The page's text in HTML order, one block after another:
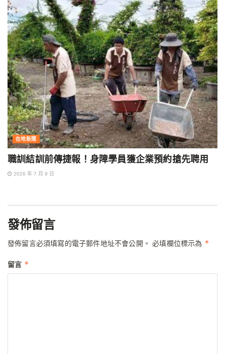
在地新聞
職訓結訓前傳捷報！身障學員獲企業預約搶先聘用
2026 年 7 月 9 日
發佈留言
發佈留言必須填寫的電子郵件地址不會公開。 必填欄位標示為 *
留言 *